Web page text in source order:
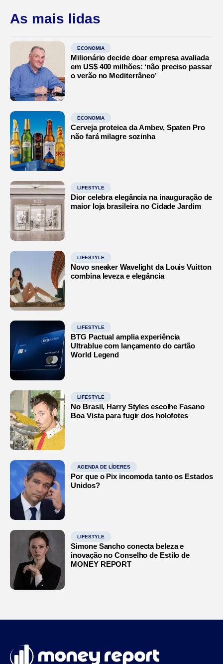
As mais lidas
ECONOMIA
Milionário decide doar empresa avaliada
em US$ 400 milhões: ‘não preciso passar
o verão no Mediterrâneo’
ECONOMIA
Cerveja proteica da Ambev, Spaten Pro
não fará milagre sozinha
LIFESTYLE
Dior celebra elegância na inauguração de
maior loja brasileira no Cidade Jardim
LIFESTYLE
Novo sneaker Wavelight da Louis Vuitton
combina leveza e elegância
LIFESTYLE
BTG Pactual amplia experiência
Ultrablue com lançamento do cartão
World Legend
LIFESTYLE
No Brasil, Harry Styles escolhe Fasano
Boa Vista para fugir dos holofotes
AGENDA DE LÍDERES
Por que o Pix incomoda tanto os Estados
Unidos?
LIFESTYLE
Simone Sancho conecta beleza e
inovação no Conselho de Estilo de
MONEY REPORT